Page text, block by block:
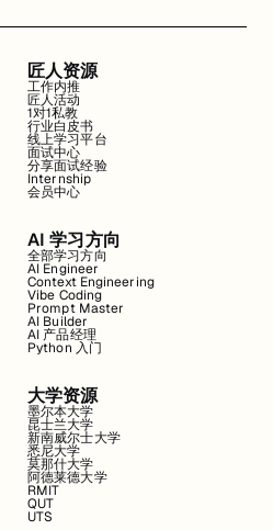
匠人资源
工作内推
匠人活动
1对1私教
行业白皮书
线上学习平台
面试中心
分享面试经验
Internship
会员中心
AI 学习方向
全部学习方向
AI Engineer
Context Engineering
Vibe Coding
Prompt Master
AI Builder
AI 产品经理
Python 入门
大学资源
墨尔本大学
昆士兰大学
新南威尔士大学
悉尼大学
莫那什大学
阿德莱德大学
RMIT
QUT
UTS